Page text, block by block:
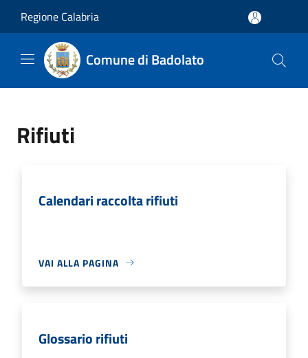
Regione Calabria
Comune di Badolato
Rifiuti
Calendari raccolta rifiuti
VAI ALLA PAGINA
Glossario rifiuti